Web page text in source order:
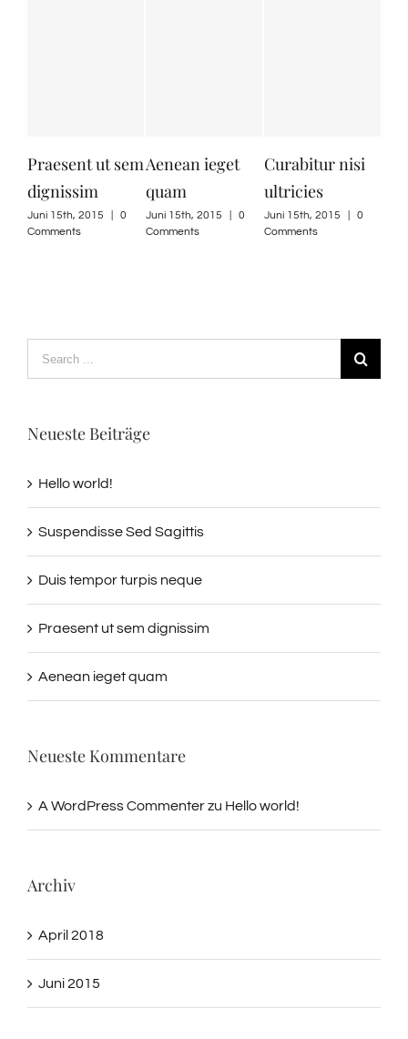
Praesent ut sem
dignissim
Juni 15th, 2015
0
Comments
Aenean ieget
quam
Juni 15th, 2015
0
Comments
Curabitur nisi
ultricies
Juni 15th, 2015
0
Comments
Search
for:
Neueste Beiträge
Hello world!
Suspendisse Sed Sagittis
Duis tempor turpis neque
Praesent ut sem dignissim
Aenean ieget quam
Neueste Kommentare
A WordPress Commenterzu Hello world!
Archiv
April 2018
Juni 2015